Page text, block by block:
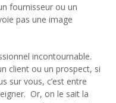
fournisseur ou un
pas une image
incontournable.
client ou un prospect, si
sur vous, c’est entre
Or, on le sait la